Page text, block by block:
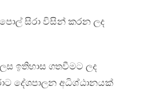
සිරා විසින් කරන ලද
ඉතිහාස ගතවීමට ලද
දේශපාලන අධිශ්ඨානයක්